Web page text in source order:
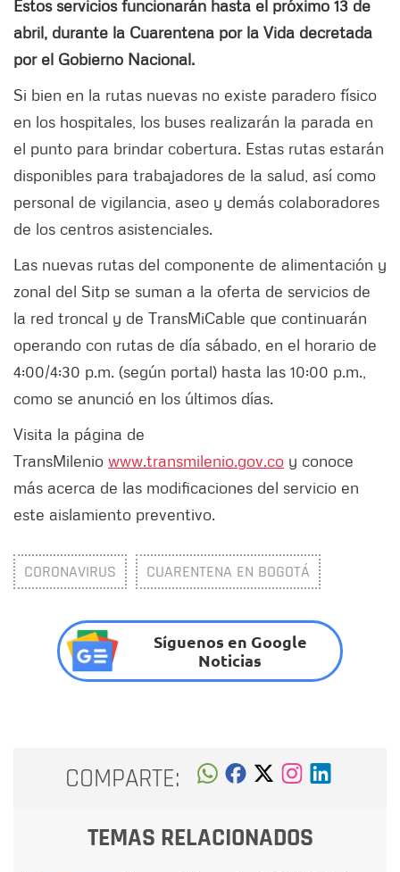
Estos servicios funcionarán hasta el próximo 13 de
abril, durante la Cuarentena por la Vida decretada
por el Gobierno Nacional.
Si bien en la rutas nuevas no existe paradero físico
en los hospitales, los buses realizarán la parada en
el punto para brindar cobertura. Estas rutas estarán
disponibles para trabajadores de la salud, así como
personal de vigilancia, aseo y demás colaboradores
de los centros asistenciales.
Las nuevas rutas del componente de alimentación y
zonal del Sitp se suman a la oferta de servicios de
la red troncal y de TransMiCable que continuarán
operando con rutas de día sábado, en el horario de
4:00/4:30 p.m. (según portal) hasta las 10:00 p.m.,
como se anunció en los últimos días.
Visita la página de
TransMilenio www.transmilenio.gov.co y conoce
más acerca de las modificaciones del servicio en
este aislamiento preventivo.
CORONAVIRUS CUARENTENA EN BOGOTÁ
Síguenos en Google
Noticias
COMPARTE:
TEMAS RELACIONADOS